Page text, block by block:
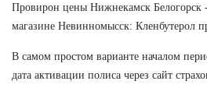
Провирон цены Нижнекамск Белогорск
магазине Невинномысск: Кленбутерол
В самом простом варианте началом
дата активации полиса через сайт